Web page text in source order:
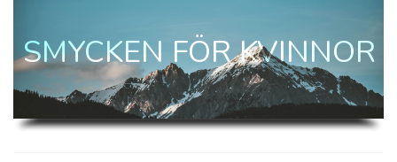
SMYCKEN FÖR KVINNOR